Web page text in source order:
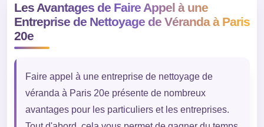
Les Avantages de Faire Appel à une
Entreprise de Nettoyage de Véranda à Paris
20e
Faire appel à une entreprise de nettoyage de
véranda à Paris 20e présente de nombreux
avantages pour les particuliers et les entreprises.